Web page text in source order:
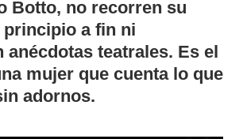
Botto, no recorren su
principio a fin ni
anécdotas teatrales. Es el
mujer que cuenta lo que
adornos.